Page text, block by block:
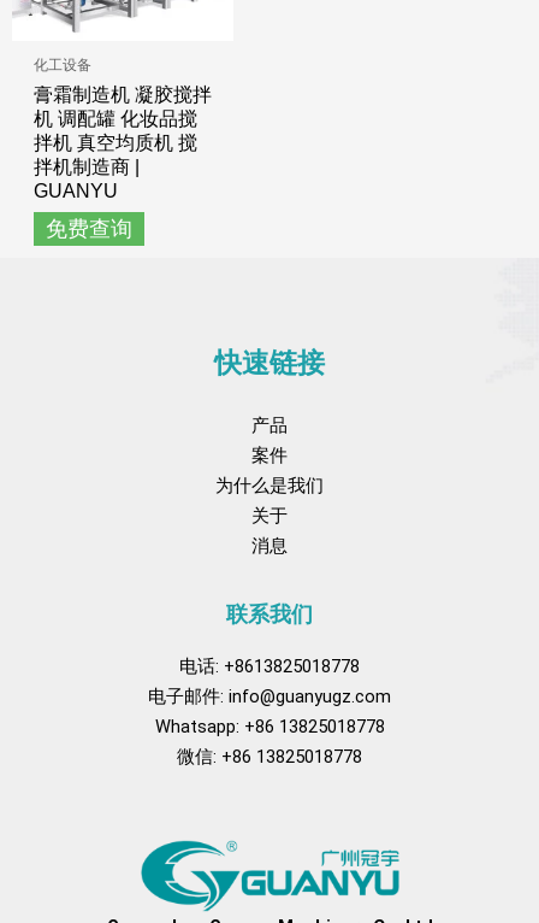
化工设备
膏霜制造机 凝胶搅拌
机 调配罐 化妆品搅
拌机 真空均质机 搅
拌机制造商 |
GUANYU
免费查询
快速链接
产品
案件
为什么是我们
关于
消息
联系我们
电话: +8613825018778
电子邮件: info@guanyugz.com
Whatsapp: +86 13825018778
微信: +86 13825018778